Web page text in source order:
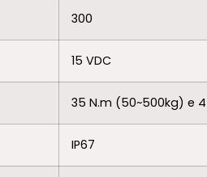
300
15 VDC
35 N.m (50~500kg) e
IP67